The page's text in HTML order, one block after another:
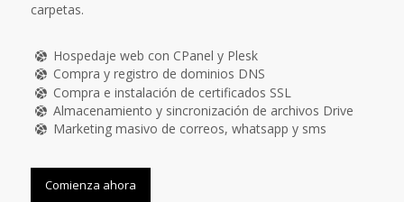
carpetas.
Hospedaje web con CPanel y Plesk
Compra y registro de dominios DNS
Compra e instalación de certificados SSL
Almacenamiento y sincronización de archivos Drive
Marketing masivo de correos, whatsapp y sms
Comienza ahora